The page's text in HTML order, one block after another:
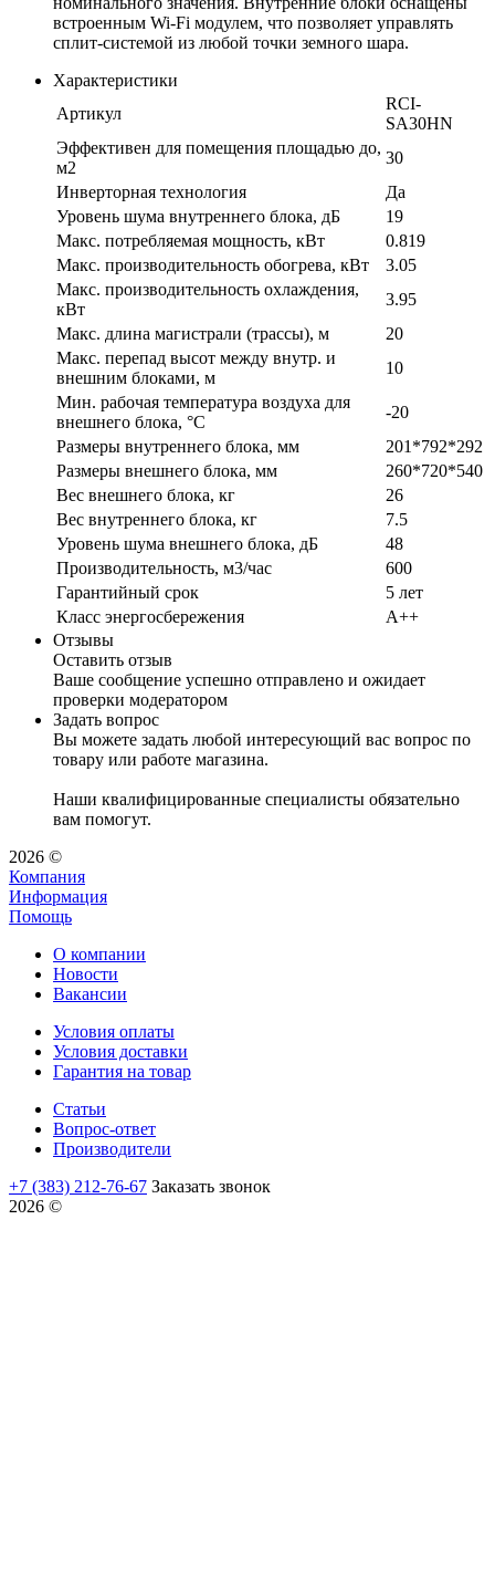
встроенным Wi-Fi модулем, что позволяет управлять
сплит-системой из любой точки земного шара.
Характеристики
Артикул
RCI-
SA30HN
Эффективен для помещения площадью до,
м2
30
Инверторная технология
Да
Уровень шума внутреннего блока, дБ
19
Макс. потребляемая мощность, кВт
0.819
Макс. производительность обогрева, кВт
3.05
Макс. производительность охлаждения,
кВт
3.95
Макс. длина магистрали (трассы), м
20
Макс. перепад высот между внутр. и
внешним блоками, м
10
Мин. рабочая температура воздуха для
внешнего блока, °С
-20
Размеры внутреннего блока, мм
201*792*292
Размеры внешнего блока, мм
260*720*540
Вес внешнего блока, кг
26
Вес внутреннего блока, кг
7.5
Уровень шума внешнего блока, дБ
48
Производительность, м3/час
600
Гарантийный срок
5 лет
Класс энергосбережения
А++
Отзывы
Оставить отзыв
Ваше сообщение успешно отправлено и ожидает
проверки модератором
Задать вопрос
Вы можете задать любой интересующий вас вопрос по
товару или работе магазина.
Наши квалифицированные специалисты обязательно
вам помогут.
2026 ©
Компания
Информация
Помощь
О компании
Новости
Вакансии
Условия оплаты
Условия доставки
Гарантия на товар
Статьи
Вопрос-ответ
Производители
+7 (383) 212-76-67 Заказать звонок
2026 ©